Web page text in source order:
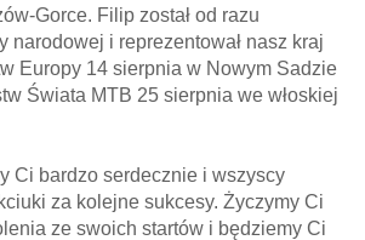
Gorce. Filip został od razu
narodowej i reprezentował nasz kraj
Europy 14 sierpnia w Nowym Sadzie
Świata MTB 25 sierpnia we włoskiej
Ci bardzo serdecznie i wszyscy
za kolejne sukcesy. Życzymy Ci
ze swoich startów i będziemy Ci